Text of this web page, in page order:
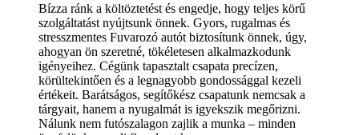
Bízza ránk a költöztetést és engedje, hogy teljes körű
szolgáltatást nyújtsunk önnek. Gyors, rugalmas és
stresszmentes Fuvarozó autót biztosítunk önnek, úgy,
ahogyan ön szeretné, tökéletesen alkalmazkodunk
igényeihez. Cégünk tapasztalt csapata precízen,
körültekintően és a legnagyobb gondossággal kezeli
értékeit. Barátságos, segítőkész csapatunk nemcsak a
tárgyait, hanem a nyugalmát is igyekszik megőrizni.
Nálunk nem futószalagon zajlik a munka – minden